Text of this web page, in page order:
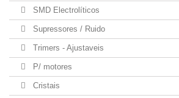
SMD Electrolíticos
Supressores / Ruido
Trimers - Ajustaveis
P/ motores
Cristais